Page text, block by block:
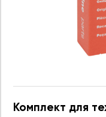
Комплект для